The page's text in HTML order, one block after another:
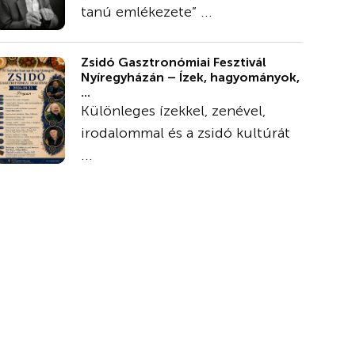
tanú emlékezete” ...
Zsidó Gasztronómiai Fesztivál
Nyíregyházán – Ízek, hagyományok,
...
Különleges ízekkel, zenével,
irodalommal és a zsidó kultúrát
...